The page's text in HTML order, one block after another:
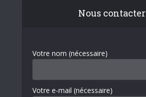
Nous contacter
Votre nom (nécessaire)
Votre e-mail (nécessaire)